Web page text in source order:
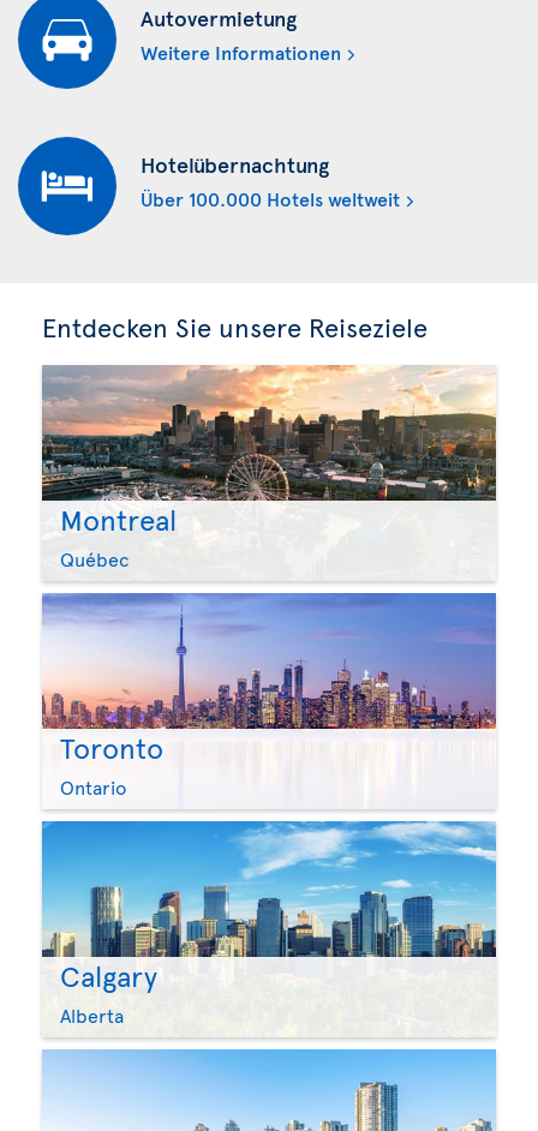
Autovermietung
Weitere Informationen
Hotelübernachtung
Über 100.000 Hotels weltweit
Entdecken Sie unsere Reiseziele
Montreal
Québec
Toronto
Ontario
Calgary
Alberta